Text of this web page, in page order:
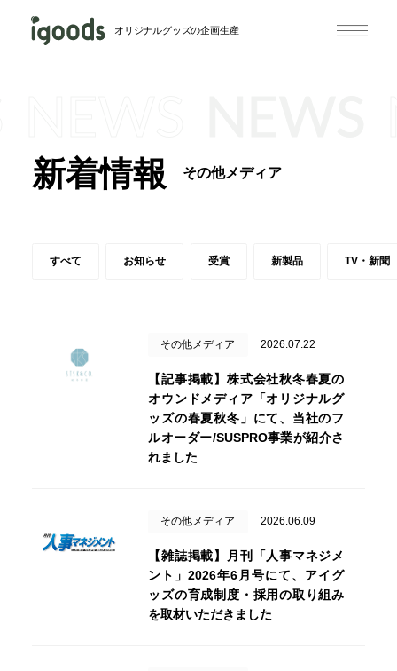
オリジナルグッズの企画生産
新着情報 その他メディア
すべて お知らせ 受賞 新製品 TV・新聞
その他メディア 2026.07.22
【記事掲載】株式会社秋冬春夏の
オウンドメディア「オリジナルグ
ッズの春夏秋冬」にて、当社のフ
ルオーダー/SUSPRO事業が紹介さ
れました
その他メディア 2026.06.09
【雑誌掲載】月刊「人事マネジメ
ント」2026年6月号にて、アイグ
ッズの育成制度・採用の取り組み
を取材いただきました